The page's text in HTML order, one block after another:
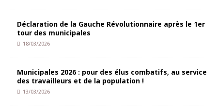
Déclaration de la Gauche Révolutionnaire après le 1er
tour des municipales
18/03/2026
Municipales 2026 : pour des élus combatifs, au service
des travailleurs et de la population !
13/03/2026